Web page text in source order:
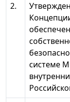
2.
системе